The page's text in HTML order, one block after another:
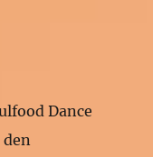
Dance
den